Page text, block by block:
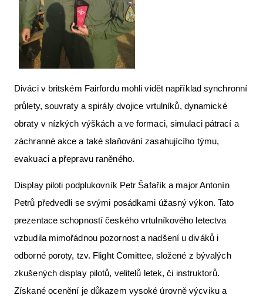
Diváci v britském Fairfordu mohli vidět například synchronní
průlety, souvraty a spirály dvojice vrtulníků, dynamické
obraty v nízkých výškách a ve formaci, simulaci pátrací a
záchranné akce a také slaňování zasahujícího týmu,
evakuaci a přepravu raněného.
Display piloti podplukovník Petr Šafařík a major Antonín
Petrů předvedli se svými posádkami úžasný výkon. Tato
prezentace schopností českého vrtulníkového letectva
vzbudila mimořádnou pozornost a nadšení u diváků i
odborné poroty, tzv. Flight Comittee, složené z bývalých
zkušených display pilotů, velitelů letek, či instruktorů.
Získané ocenění je důkazem vysoké úrovně výcviku a